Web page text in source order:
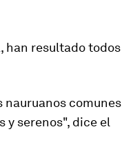
han resultado todos
nauruanos comunes
serenos", dice el